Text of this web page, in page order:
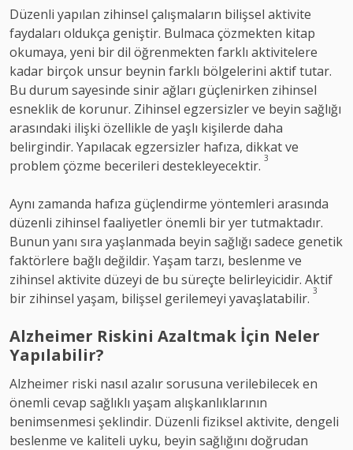
Düzenli yapılan zihinsel çalışmaların bilişsel aktivite
faydaları oldukça geniştir. Bulmaca çözmekten kitap
okumaya, yeni bir dil öğrenmekten farklı aktivitelere
kadar birçok unsur beynin farklı bölgelerini aktif tutar.
Bu durum sayesinde sinir ağları güçlenirken zihinsel
esneklik de korunur. Zihinsel egzersizler ve beyin sağlığı
arasındaki ilişki özellikle de yaşlı kişilerde daha
belirgindir. Yapılacak egzersizler hafıza, dikkat ve
problem çözme becerileri destekleyecektir. 3
Aynı zamanda hafıza güçlendirme yöntemleri arasında
düzenli zihinsel faaliyetler önemli bir yer tutmaktadır.
Bunun yanı sıra yaşlanmada beyin sağlığı sadece genetik
faktörlere bağlı değildir. Yaşam tarzı, beslenme ve
zihinsel aktivite düzeyi de bu süreçte belirleyicidir. Aktif
bir zihinsel yaşam, bilişsel gerilemeyi yavaşlatabilir. 3
Alzheimer Riskini Azaltmak İçin Neler
Yapılabilir?
Alzheimer riski nasıl azalır sorusuna verilebilecek en
önemli cevap sağlıklı yaşam alışkanlıklarının
benimsenmesi şeklindir. Düzenli fiziksel aktivite, dengeli
beslenme ve kaliteli uyku, beyin sağlığını doğrudan